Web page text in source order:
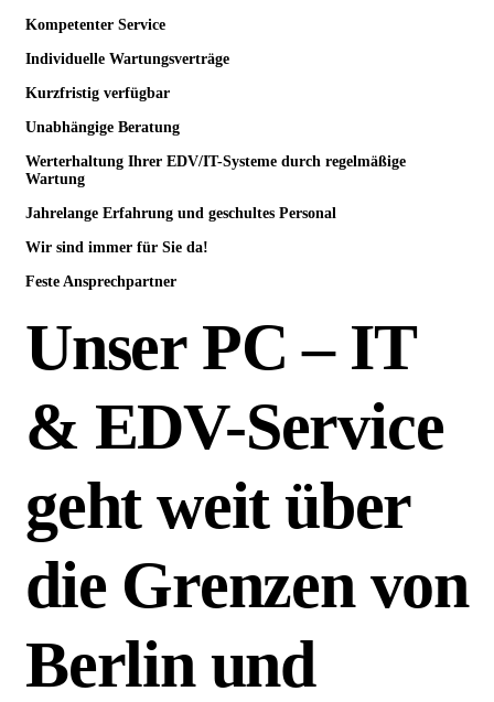
Kompetenter Service
Individuelle Wartungsverträge
Kurzfristig verfügbar
Unabhängige Beratung
Werterhaltung Ihrer EDV/IT-Systeme durch regelmäßige
Wartung
Jahrelange Erfahrung und geschultes Personal
Wir sind immer für Sie da!
Feste Ansprechpartner
Unser PC – IT
& EDV-Service
geht weit über
die Grenzen von
Berlin und